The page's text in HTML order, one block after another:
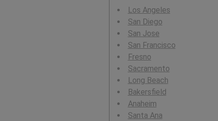
Los Angeles
San Diego
San Jose
San Francisco
Fresno
Sacramento
Long Beach
Bakersfield
Anaheim
Santa Ana